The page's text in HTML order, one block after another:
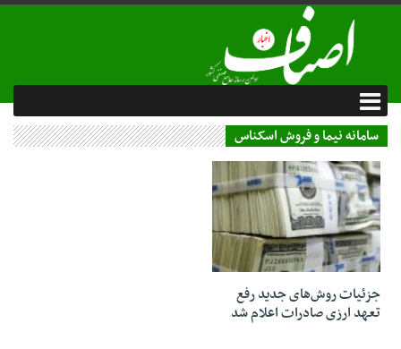
سامانه نیما و فروش اسکناس
10 دی 1402
جزئیات روش‌های جدید رفع
تعهد ارزی صادرات اعلام شد